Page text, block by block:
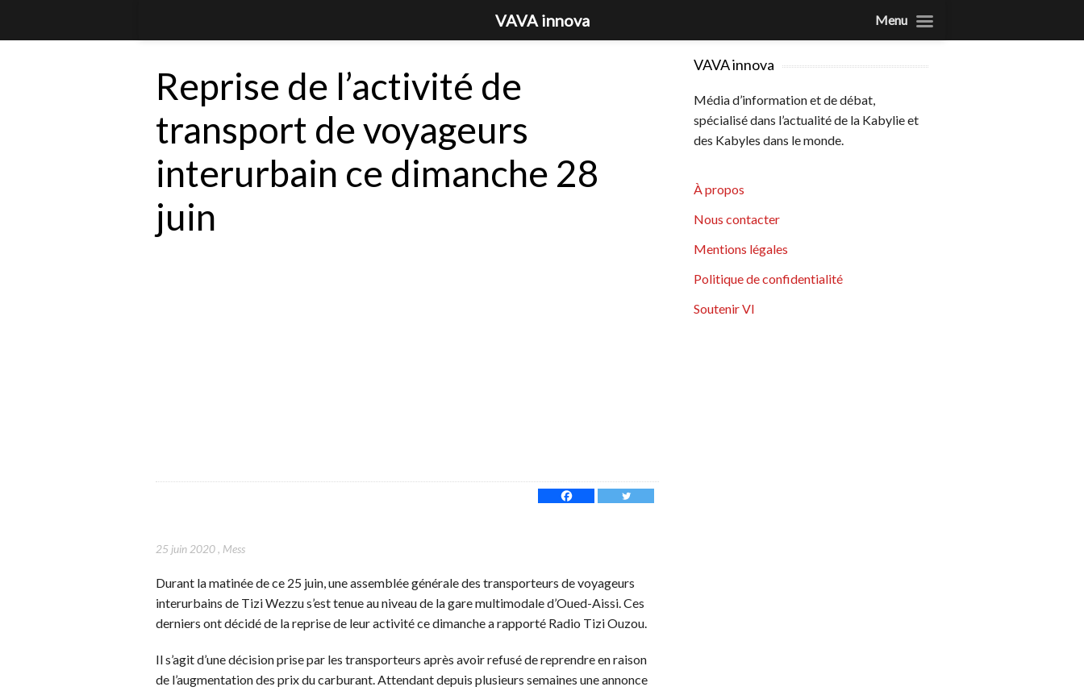
Reprise de l’activité de
transport de voyageurs
interurbain ce dimanche 28
juin
25 juin 2020, Mess
Durant la matinée de ce 25 juin, une assemblée générale des transporteurs de voyageurs
interurbains de Tizi Wezzu s’est tenue au niveau de la gare multimodale d’Oued-Aissi. Ces
derniers ont décidé de la reprise de leur activité ce dimanche a rapporté Radio Tizi Ouzou.
Il s’agit d’une décision prise par les transporteurs après avoir refusé de reprendre en raison
de l’augmentation des prix du carburant. Attendant depuis plusieurs semaines une annonce
VAVA innova
Média d’information et de débat,
spécialisé dans l’actualité de la Kabylie et
des Kabyles dans le monde.
À propos
Nous contacter
Mentions légales
Politique de confidentialité
Soutenir VI
VAVA innova Menu